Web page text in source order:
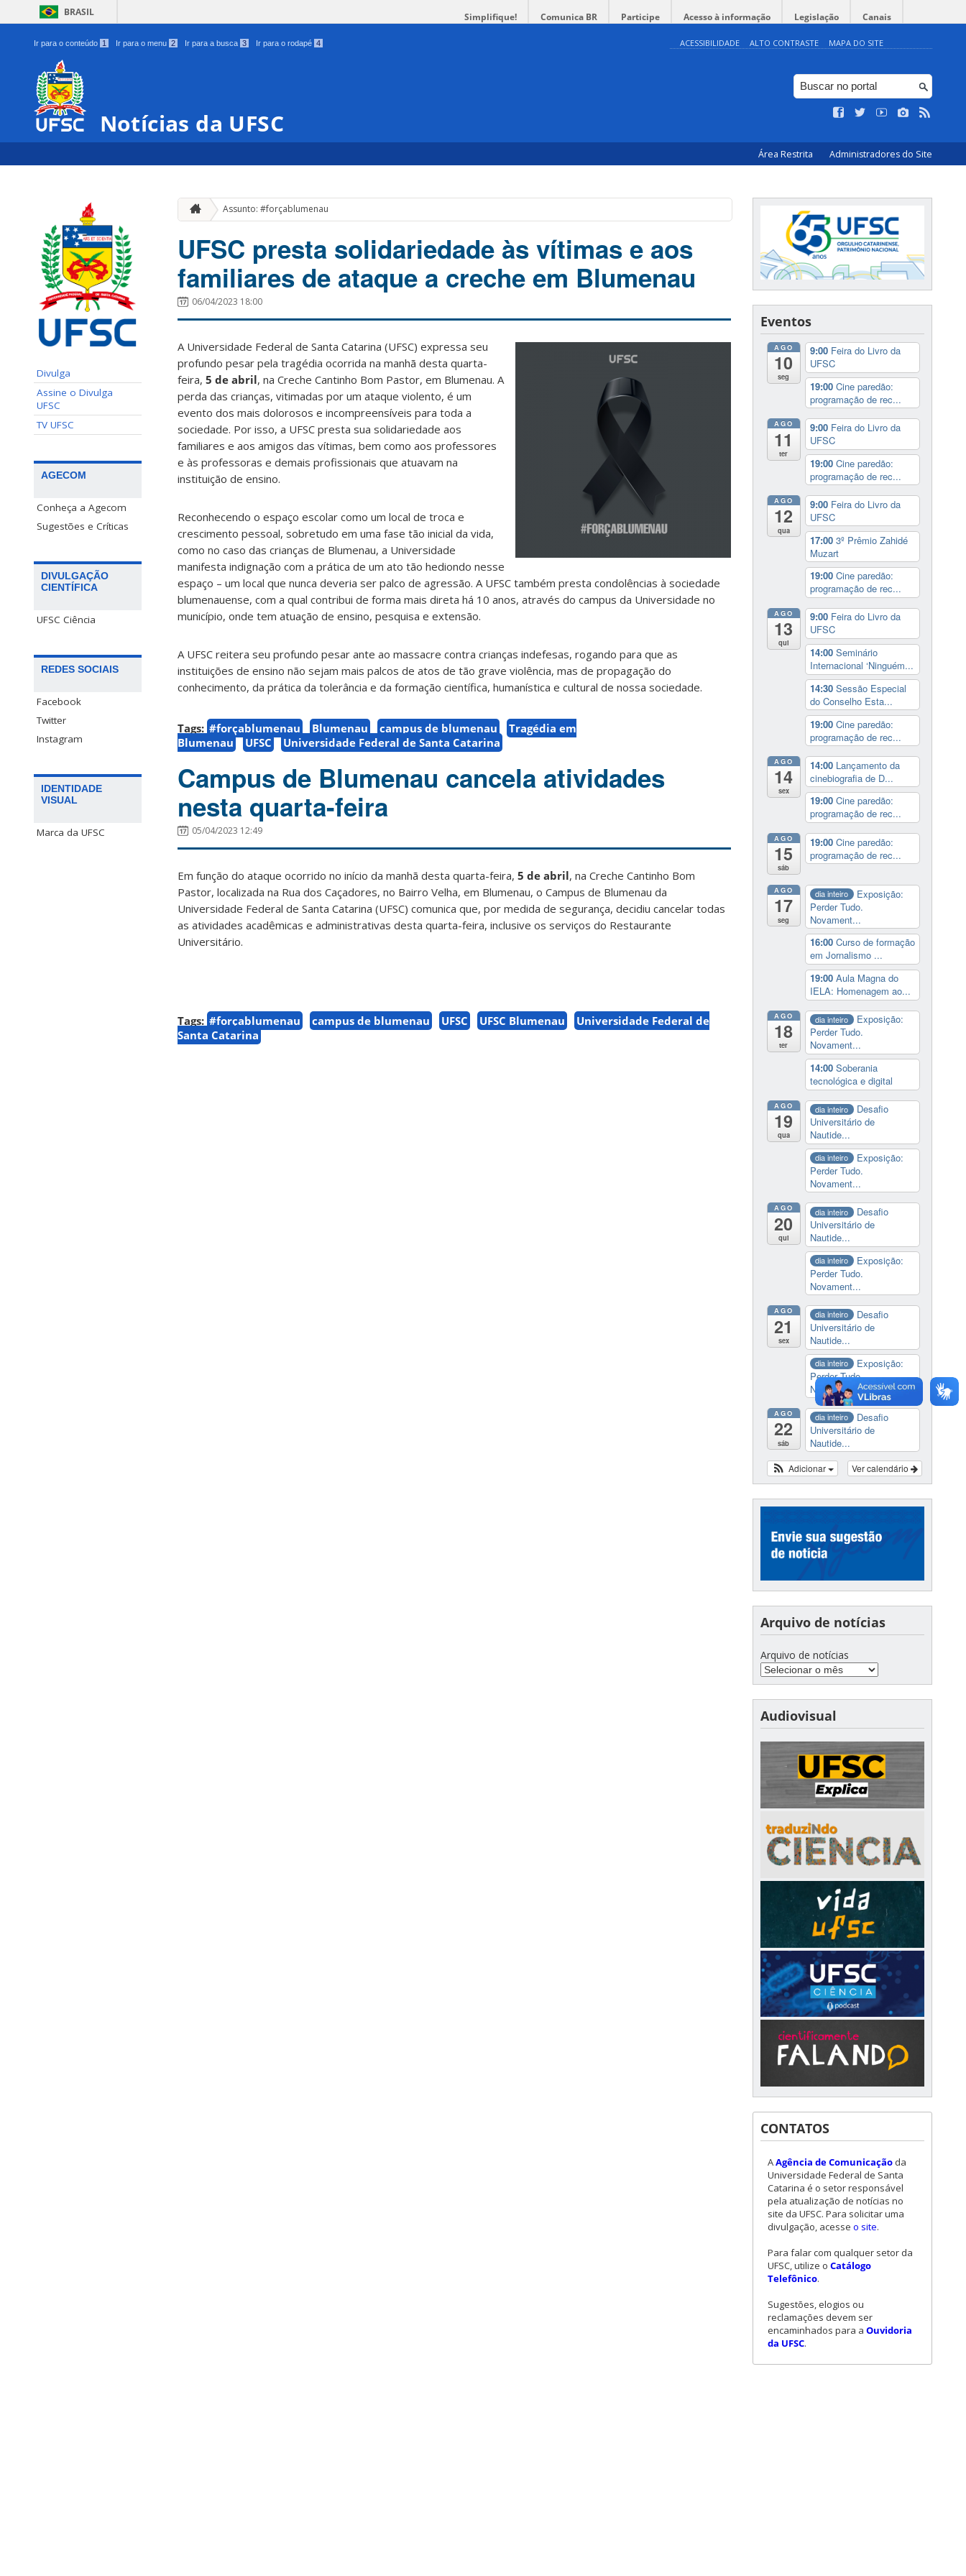
BRASIL Simplifique! Comunica BR Participe Acesso à informação Legislação Canais
Ir para o conteúdo 1 Ir para o menu 2 Ir para a busca 3 Ir para o rodapé 4 ACESSIBILIDADE ALTO CONTRASTE MAPA DO SITE
Notícias da UFSC
Área Restrita Administradores do Site
Divulga
Assine o Divulga
UFSC
TV UFSC
AGECOM
Conheça a Agecom
Sugestões e Críticas
DIVULGAÇÃO
CIENTÍFICA
UFSC Ciência
REDES SOCIAIS
Facebook
Twitter
Instagram
IDENTIDADE
VISUAL
Marca da UFSC
Assunto: #forçablumenau
UFSC presta solidariedade às vítimas e aos
familiares de ataque a creche em Blumenau
06/04/2023 18:00
A Universidade Federal de Santa Catarina (UFSC) expressa seu
profundo pesar pela tragédia ocorrida na manhã desta quarta-
feira, 5 de abril, na Creche Cantinho Bom Pastor, em Blumenau. A
perda das crianças, vitimadas por um ataque violento, é um
evento dos mais dolorosos e incompreensíveis para toda a
sociedade. Por isso, a UFSC presta sua solidariedade aos
familiares e aos amigos das vítimas, bem como aos professores
e às professoras e demais profissionais que atuavam na
instituição de ensino.
Reconhecendo o espaço escolar como um local de troca e
crescimento pessoal, sobretudo em uma fase tão inicial da vida,
como no caso das crianças de Blumenau, a Universidade
manifesta indignação com a prática de um ato tão hediondo nesse
espaço – um local que nunca deveria ser palco de agressão. A UFSC também presta condolências à sociedade
blumenauense, com a qual contribui de forma mais direta há 10 anos, através do campus da Universidade no
município, onde tem atuação de ensino, pesquisa e extensão.
A UFSC reitera seu profundo pesar ante ao massacre contra crianças indefesas, rogando para que as
instituições de ensino não sejam mais palcos de atos de tão grave violência, mas de propagação do
conhecimento, da prática da tolerância e da formação científica, humanística e cultural de nossa sociedade.
Tags: #forçablumenau Blumenau campus de blumenau
Tragédia em
Blumenau
UFSC Universidade Federal de Santa Catarina
Campus de Blumenau cancela atividades
nesta quarta-feira
05/04/2023 12:49
Em função do ataque ocorrido no início da manhã desta quarta-feira, 5 de abril, na Creche Cantinho Bom
Pastor, localizada na Rua dos Caçadores, no Bairro Velha, em Blumenau, o Campus de Blumenau da
Universidade Federal de Santa Catarina (UFSC) comunica que, por medida de segurança, decidiu cancelar todas
as atividades acadêmicas e administrativas desta quarta-feira, inclusive os serviços do Restaurante
Universitário.
Tags: #forçablumenau campus de blumenau UFSC UFSC Blumenau
Universidade Federal de
Santa Catarina
Eventos
AGO
10
seg
9:00 Feira do Livro da
UFSC
19:00 Cine paredão:
programação de rec...
AGO
11
ter
9:00 Feira do Livro da
UFSC
19:00 Cine paredão:
programação de rec...
AGO
12
qua
9:00 Feira do Livro da
UFSC
17:00 3º Prêmio Zahidé
Muzart
19:00 Cine paredão:
programação de rec...
AGO
13
qui
9:00 Feira do Livro da
UFSC
14:00 Seminário
Internacional ‘Ninguém...
14:30 Sessão Especial
do Conselho Esta...
19:00 Cine paredão:
programação de rec...
AGO
14
sex
14:00 Lançamento da
cinebiografia de D...
19:00 Cine paredão:
programação de rec...
AGO
15
sáb
19:00 Cine paredão:
programação de rec...
AGO
17
seg
dia inteiro
Exposição:
Perder Tudo.
Novament...
16:00 Curso de formação
em Jornalismo ...
19:00 Aula Magna do
IELA: Homenagem ao...
AGO
18
ter
dia inteiro
Exposição:
Perder Tudo.
Novament...
14:00 Soberania
tecnológica e digital
AGO
19
qua
dia inteiro
Desafio
Universitário de
Nautide...
dia inteiro
Exposição:
Perder Tudo.
Novament...
AGO
20
qui
dia inteiro
Desafio
Universitário de
Nautide...
dia inteiro
Exposição:
Perder Tudo.
Novament...
AGO
21
sex
dia inteiro
Desafio
Universitário de
Nautide...
dia inteiro
Exposição:
Perder Tudo.
Novament...
AGO
22
sáb
dia inteiro
Desafio
Universitário de
Nautide...
Ver calendário
Adicionar
Arquivo de notícias
Arquivo de notícias
Audiovisual
CONTATOS
AAgência de Comunicação da
Universidade Federal de Santa
Catarina é o setor responsável
pela atualização de notícias no
site da UFSC. Para solicitar uma
divulgação, acesse o site.
Para falar com qualquer setor da
UFSC, utilize o Catálogo
Telefônico.
Sugestões, elogios ou
reclamações devem ser
encaminhados para a Ouvidoria
da UFSC.